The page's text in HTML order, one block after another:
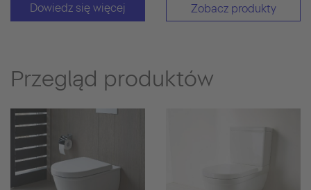
Dowiedz się więcej Zobacz produkty
Przegląd produktów